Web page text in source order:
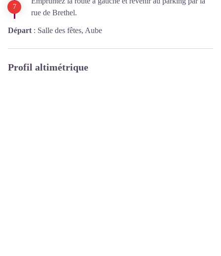
rue de Brethel.
Départ : Salle des fêtes, Aube
Profil altimétrique